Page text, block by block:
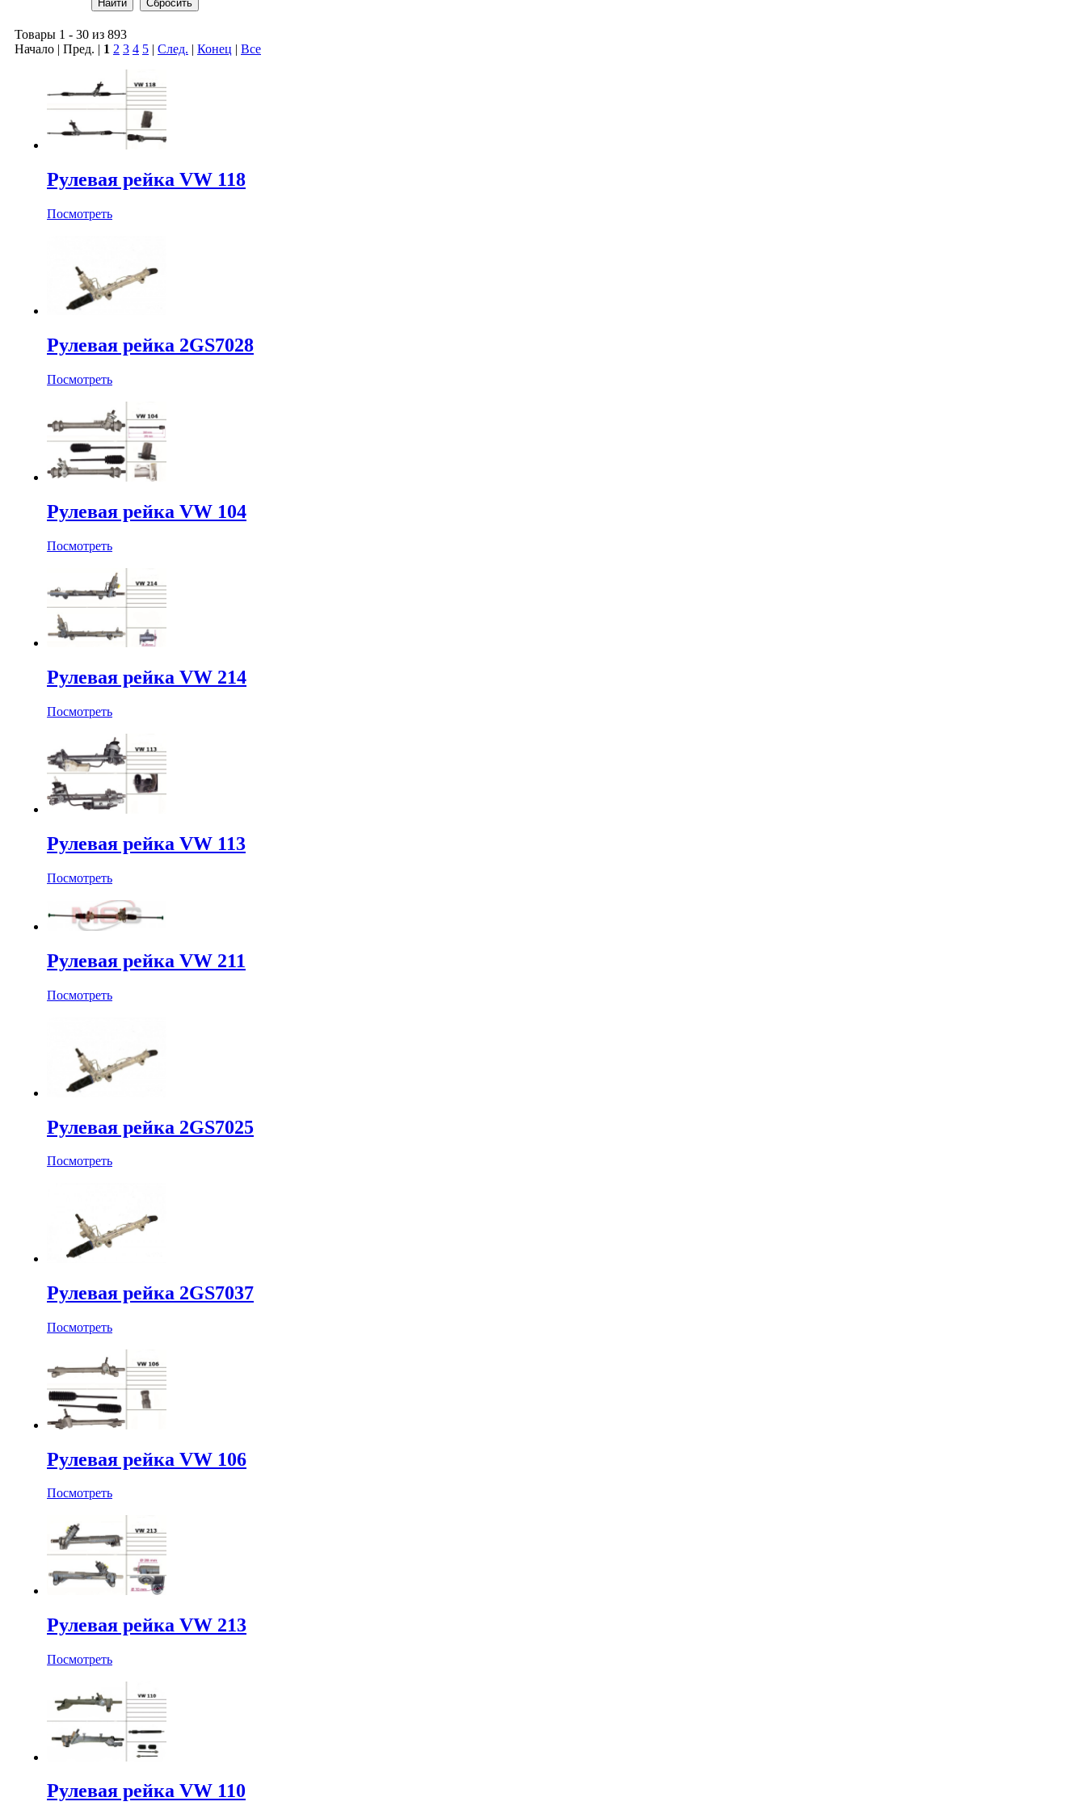
Товары 1 - 30 из 893
Начало | Пред. | 1 2 3 4 5 | След. | Конец | Все
Рулевая рейка VW 118
Посмотреть
Рулевая рейка 2GS7028
Посмотреть
Рулевая рейка VW 104
Посмотреть
Рулевая рейка VW 214
Посмотреть
Рулевая рейка VW 113
Посмотреть
Рулевая рейка VW 211
Посмотреть
Рулевая рейка 2GS7025
Посмотреть
Рулевая рейка 2GS7037
Посмотреть
Рулевая рейка VW 106
Посмотреть
Рулевая рейка VW 213
Посмотреть
Рулевая рейка VW 110